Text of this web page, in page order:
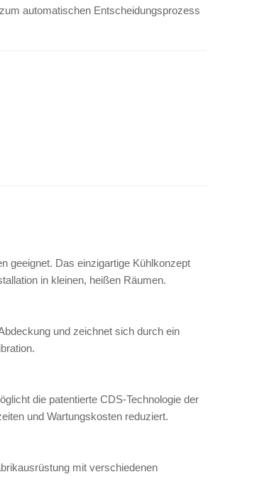
automatischen Entscheidungsprozess
geeignet. Das einzigartige Kühlkonzept
in kleinen, heißen Räumen.
und zeichnet sich durch ein
die patentierte CDS-Technologie der
und Wartungskosten reduziert.
mit verschiedenen